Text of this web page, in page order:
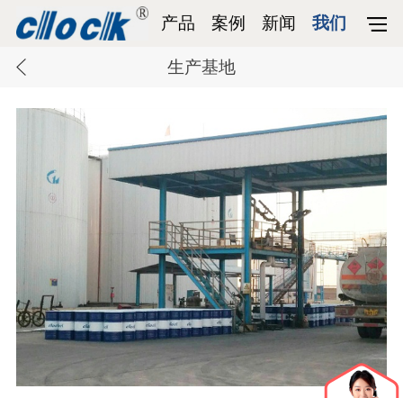
产品 案例 新闻 我们
生产基地